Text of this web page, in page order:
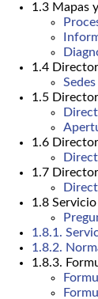
1.3 Mapas
1.4
1.5
1.6
1.7
1.8
1.8.1.
1.8.2.
1.8.3.